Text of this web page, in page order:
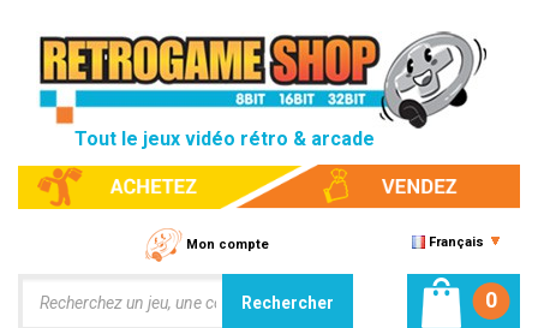
Tout le jeux vidéo rétro & arcade
Mon compte Français
0